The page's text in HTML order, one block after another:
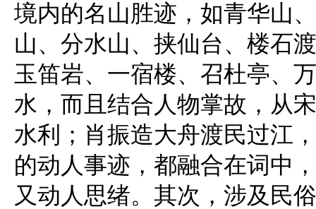
境内的名山胜迹，如青华山
山、分水山、挟仙台、楼石
玉笛岩、一宿楼、召杜亭、
水，而且结合人物掌故，从
水利；肖振造大舟渡民过江
的动人事迹，都融合在词中
又动人思绪。其次，涉及民